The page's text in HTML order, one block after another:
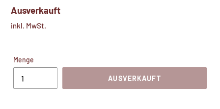
Normaler
Preis
Ausverkauft
inkl. MwSt.
Menge
AUSVERKAUFT